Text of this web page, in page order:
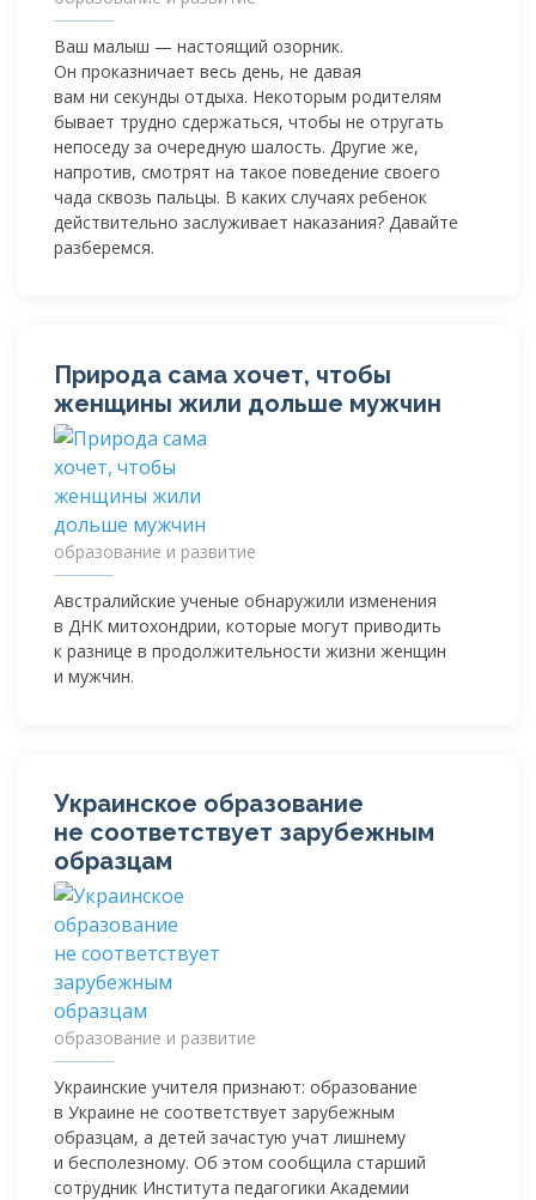
Ваш малыш — настоящий озорник.
Он проказничает весь день, не давая
вам ни секунды отдыха. Некоторым родителям
бывает трудно сдержаться, чтобы не отругать
непоседу за очередную шалость. Другие же,
напротив, смотрят на такое поведение своего
чада сквозь пальцы. В каких случаях ребенок
действительно заслуживает наказания? Давайте
разберемся.
Природа сама хочет, чтобы
женщины жили дольше мужчин
образование и развитие
Австралийские ученые обнаружили изменения
в ДНК митохондрии, которые могут приводить
к разнице в продолжительности жизни женщин
и мужчин.
Украинское образование
не соответствует зарубежным
образцам
образование и развитие
Украинские учителя признают: образование
в Украине не соответствует зарубежным
образцам, а детей зачастую учат лишнему
и бесполезному. Об этом сообщила старший
сотрудник Института педагогики Академии